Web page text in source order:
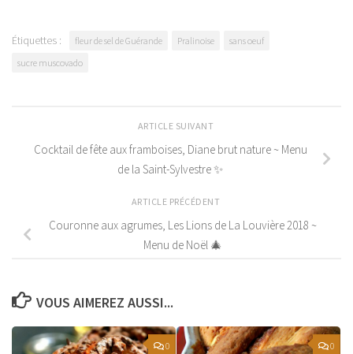
Étiquettes : fleur de sel de Guérande Pralinoise
sans oeuf
sucre muscovado
ARTICLE SUIVANT
Cocktail de fête aux framboises, Diane brut nature ~ Menu
de la Saint-Sylvestre ✨
ARTICLE PRÉCÉDENT
Couronne aux agrumes, Les Lions de La Louvière 2018 ~
Menu de Noël 🎄
VOUS AIMEREZ AUSSI...
0 0